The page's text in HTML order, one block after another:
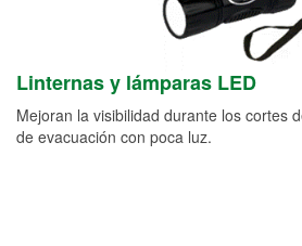
Linternas y lámparas LED
Mejoran la visibilidad durante los cortes
de evacuación con poca luz.